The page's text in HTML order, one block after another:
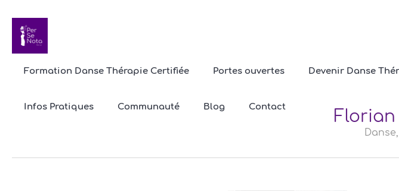
Formation Danse Thérapie Certifiée Portes ouvertes Devenir Danse
Infos Pratiques Communauté Blog Contact
Florian